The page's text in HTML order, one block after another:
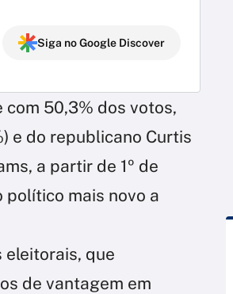
Siga no Google Discover
50,3% dos votos,
e do republicano Curtis
a partir de 1º de
político mais novo a
eleitorais, que
de vantagem em